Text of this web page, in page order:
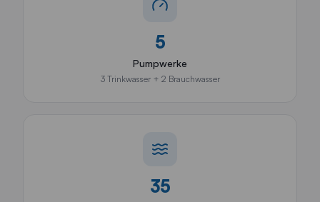
5
Pumpwerke
3 Trinkwasser + 2 Brauchwasser
35